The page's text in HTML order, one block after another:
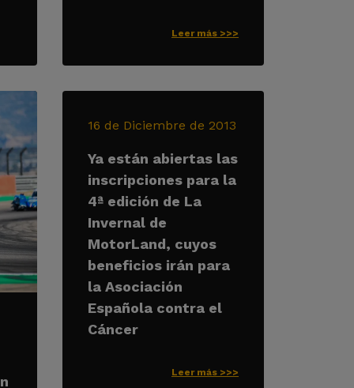
Leer más >>>
16 de Diciembre de 2013
Ya están abiertas las
inscripciones para la
4ª edición de La
Invernal de
MotorLand, cuyos
beneficios irán para
la Asociación
Española contra el
Cáncer
Leer más >>>